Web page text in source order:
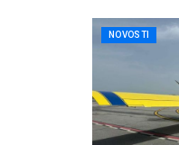
NOVOSTI